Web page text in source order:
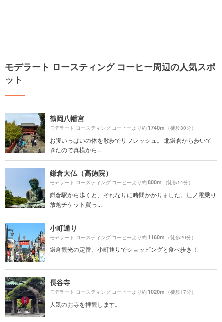
モデラート ロースティング コーヒー周辺の人気スポ
ット
鶴岡八幡宮
モデラート ロースティング コーヒーより約1740m （徒歩30分）
お腹いっぱいの体を散歩でリフレッシュ。 北鎌倉から歩いて
きたので真横から...
鎌倉大仏（高徳院）
モデラート ロースティング コーヒーより約800m （徒歩14分）
鎌倉駅から歩くと、それなりに時間かかりました。江ノ電乗り
放題チケット買っ...
小町通り
モデラート ロースティング コーヒーより約1160m （徒歩20分）
鎌倉観光の定番、小町通りでショッピングと食べ歩き！
長谷寺
モデラート ロースティング コーヒーより約1020m （徒歩17分）
人気のお寺を拝観します。